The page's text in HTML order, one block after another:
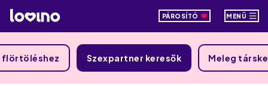
PÁROSÍTÓ MENÜ
flörtöléshez Szexpartner keresők Meleg